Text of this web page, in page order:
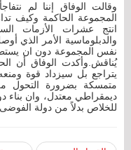
وقالت الوفاق إننا لم
المجموعة الحاكمة وكيف
انتج عشرات الأزمات
والدبلوماسية الأمر الذي
نفس المجموعة دون ان
يُناقش.وأكدت الوفاق أن
يتراجع بل سيزداد قوة
متمسكة بضرورة التحول
ديمقراطي معتدل، وان بناء
للخلاص بدلاً من دولة